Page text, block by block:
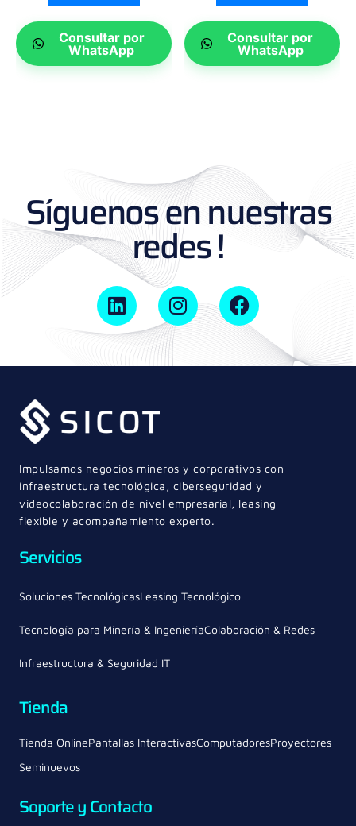
Consultar por
WhatsApp
Consultar por
WhatsApp
Síguenos en nuestras
redes !
Impulsamos negocios mineros y corporativos con
infraestructura tecnológica, ciberseguridad y
videocolaboración de nivel empresarial, leasing
flexible y acompañamiento experto.
Servicios
Soluciones TecnológicasLeasing Tecnológico
Tecnología para Minería & IngenieríaColaboración & Redes
Infraestructura & Seguridad IT
Tienda
Tienda OnlinePantallas InteractivasComputadoresProyectores
Seminuevos
Soporte y Contacto